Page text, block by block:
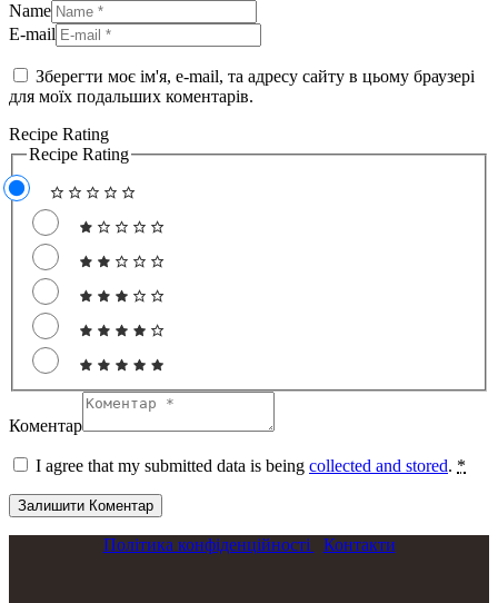
Name
E-mail
Зберегти моє ім'я, e-mail, та адресу сайту в цьому браузері
для моїх подальших коментарів.
Recipe Rating
Recipe Rating
Коментар
I agree that my submitted data is being collected and stored. *
Політика конфіденційності Контакти